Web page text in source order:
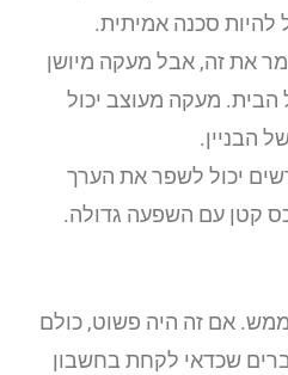
להיות סכנה אמיתית.
את זה, אבל מעקה מיושן
הבית. מעקה מעוצב יכול
הבניין.
יכול לשפר את הערך
קטן עם השפעה גדולה.
אם זה היה פשוט, כולם
שכדאי לקחת בחשבון